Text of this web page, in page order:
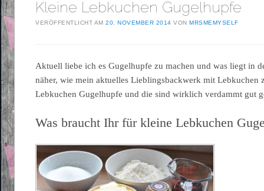
Kleine Lebkuchen Gugelhupfe
VERÖFFENTLICHT AM20. NOVEMBER 2014 VONMRSMEMYSELF
Aktuell liebe ich es Gugelhupfe zu machen und was liegt in
näher, wie mein aktuelles Lieblingsbackwerk mit Lebkuchen
Lebkuchen Gugelhupfe und die sind wirklich verdammt gut
Was braucht Ihr für kleine Lebkuchen